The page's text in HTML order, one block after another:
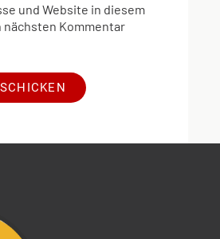
und Website in diesem
Kommentar